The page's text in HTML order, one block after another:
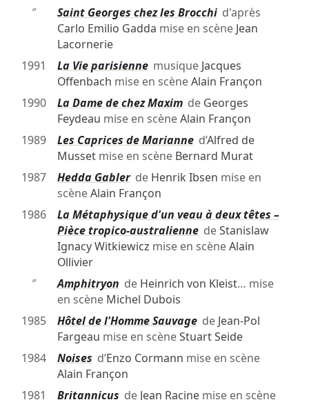
″
Saint Georges chez les Brocchid'après
Carlo Emilio Gadda mise en scène Jean
Lacornerie
1991
La Vie parisiennemusique Jacques
Offenbach mise en scèneAlain Françon
1990
La Dame de chez Maximde Georges
Feydeau mise en scèneAlain Françon
1989
Les Caprices de Marianned’Alfred de
Mussetmise en scène Bernard Murat
1987
Hedda Gablerde Henrik Ibsen mise en
scèneAlain Françon
1986
La Métaphysique d'un veau à deux têtes –
Pièce tropico-australiennedeStanislaw
Ignacy Witkiewicz mise en scèneAlain
Ollivier
″
Amphitryon de Heinrich von Kleist… mise
en scène Michel Dubois
1985
Hôtel de l'Homme Sauvagede Jean-Pol
Fargeau mise en scèneStuart Seide
1984
Noises d’Enzo Cormann mise en scène
Alain Françon
1981
Britannicus de Jean Racinemise en scène